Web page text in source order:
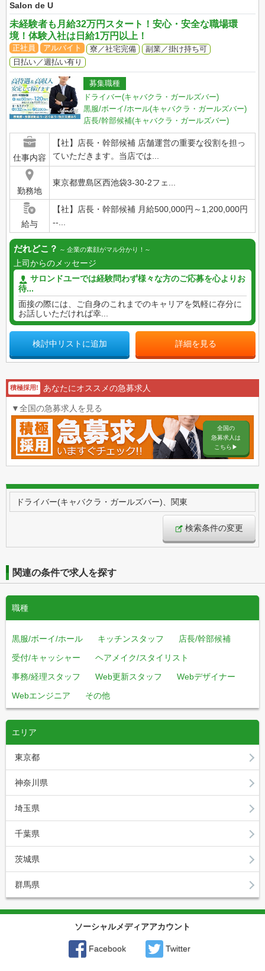
Salon de U
未経験者も月給32万円スタート！安心・安全な職場環
境！体験入社は日給1万円以上！
正社員 アルバイト 寮／社宅完備
副業／掛け持ち可
日払い／週払い有り
募集職種
ドライバー(キャバクラ・ガールズバー)
黒服/ボーイ/ホール(キャバクラ・ガールズバー)
店長/幹部候補(キャバクラ・ガールズバー)
仕事内容
【社】店長・幹部候補 店舗運営の重要な役割を担っ
ていただきます。当店では...
勤務地
東京都豊島区西池袋3-30-2フェ...
給与
【社】店長・幹部候補 月給500,000円～1,200,000円
--...
だれどこ？ 企業の素顔がマル分かり！
上司からのメッセージ
サロンドユーでは経験問わず様々な方のご応募を心よりお
待...
面接の際には、ご自身のこれまでのキャリアを気軽に存分に
お話しいただければ幸...
検討中リストに追加 詳細を見る
積極採用! あなたにオススメの急募求人
▼全国の急募求人を見る
全国の
急募求人は
こちら▶︎
ドライバー(キャバクラ・ガールズバー)、関東
検索条件の変更
関連の条件で求人を探す
職種
黒服/ボーイ/ホール キッチンスタッフ
店長/幹部候補
受付/キャッシャー
ヘアメイク/スタイリスト
事務/経理スタッフ
Web更新スタッフ
Webデザイナー
Webエンジニア
その他
エリア
東京都
神奈川県
埼玉県
千葉県
茨城県
群馬県
ソーシャルメディアアカウント
Facebook Twitter